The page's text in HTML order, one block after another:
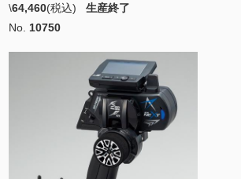
\64,460(税込) 生産終了
No. 10750